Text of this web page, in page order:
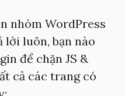
nhóm WordPress
lời luôn, bạn nào
để chặn JS &
cả các trang có